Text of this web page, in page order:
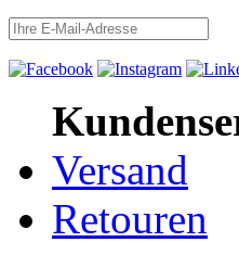
Versand
Retouren